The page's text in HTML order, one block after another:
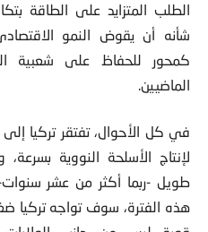
الطلب المتزايد على الطاقة
شأنه أن يقوض النمو
كمحور للحفاظ على شعبية
الماضيين.
في كل الأحوال، تفتقر تركيا إلى
لإنتاج الأسلحة النووية
طويل -ربما أكثر من عشر
هذه الفترة، سوف تواجه تركيا